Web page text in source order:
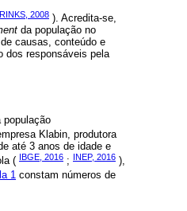
2008 ). Acredita-se,
da população no
causas, conteúdo e
dos responsáveis pela
população
Klabin, produtora
até 3 anos de idade e
( IBGE, 2016 ; INEP, 2016 ),
1 constam números de